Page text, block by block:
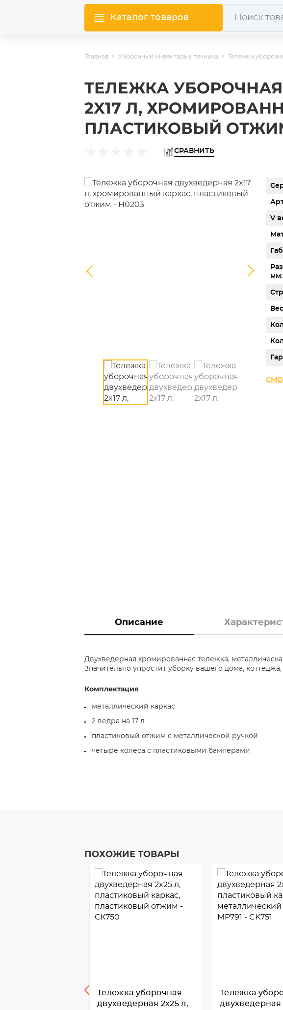
Каталог товаров
Главная Уборочный инвентарь и техника Тележки
ТЕЛЕЖКА
2X17 Л,
ПЛАСТИКОВЫЙ
СРАВНИТЬ
V
мм
Описание
Двухведерная хромированная тележка,
Значительно упростит уборку вашего дома,
Комплектация
металлический каркас
2 ведра на 17 л
пластиковый отжим с металлической ручкой
четыре колеса с пластиковыми бамперами
ПОХОЖИЕ ТОВАРЫ
Тележка уборочная
двухведерная 2x25 л,
Тележка
двухведерная